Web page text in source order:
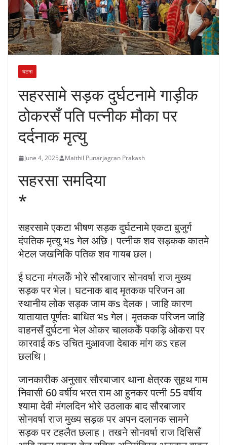
घटना
सहरसामे सड़क दुर्घटनामे गाड़ीक
ठोकरसँ पति पत्नीक मौका पर
दर्दनाक मृत्यु
June 4, 2025 Maithil Punarjagran Prakash
सहरसा समदिया
*
सहरसामे एकटा भीषण सड़क दुर्घटनामे एकटा बुजुर्ग
दंपतिक मृत्यु भs गेल अछि। पत्नीक शव सड़कक कातमे
भेटल जखनिकि पतिक शव गायब छल।
ई घटना मंगलकेँ भोरे सौरबाजार सोनवर्षा राज मुख्य
सड़क पर भेल। घटनाक बाद मृतकक परिजन आ
स्थानीय लोक सड़क जाम कs देलक। जाहि कारण
यातायात पूर्णतः बाधित भs गेल। मृतकक परिजन जाहि
वाहनसँ दुर्घटना भेल ओकर चालककेँ पकड़ि ओकरा पर
कारवाई कs उचित मुआवजा देबाक मांग कऽ रहल
छलथि।
जानकारीक अनुसार सौरबाजार थाना क्षेत्रक सुहथ गाम
निवासी 60 वर्षीय भरत राम आ हुनकर पत्नी 55 वर्षीय
श्यामा देवी मंगलदिन भोरे उठलाक बाद सौरबाजार
सोनवर्षा राज मुख्य सड़क पर अपन दलानक सामने
सड़क पर टहलैत छलाह। तखने सोनवर्षा राज दिसिसँ